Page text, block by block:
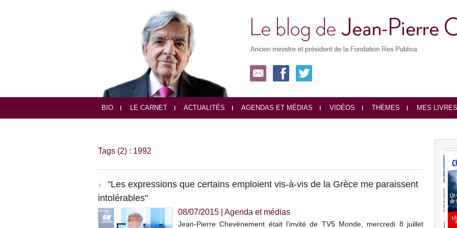
BIO LE CARNET ACTUALITÉS AGENDAS ET MÉDIAS VIDÉOS THÈMES MES LIVRES
Tags (2) : 1992
"Les expressions que certains emploient vis-à-vis de la Grèce me paraissent
intolérables"
08/07/2015 Agenda et médias
Jean-Pierre Chevènement était l'invité de TV5 Monde, mercredi 8 juillet